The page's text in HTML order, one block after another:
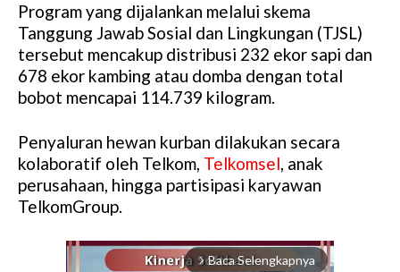
Program yang dijalankan melalui skema
Tanggung Jawab Sosial dan Lingkungan (TJSL)
tersebut mencakup distribusi 232 ekor sapi dan
678 ekor kambing atau domba dengan total
bobot mencapai 114.739 kilogram.
Penyaluran hewan kurban dilakukan secara
kolaboratif oleh Telkom, Telkomsel, anak
perusahaan, hingga partisipasi karyawan
TelkomGroup.
arrow_forward_ios Baca Selengkapnya